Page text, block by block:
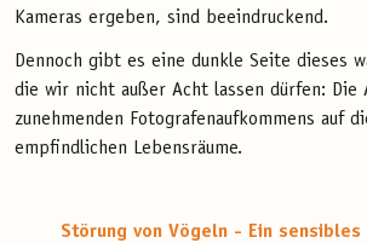
Kameras ergeben, sind beeindruckend.
Dennoch gibt es eine dunkle Seite dieses
die wir nicht außer Acht lassen dürfen: Die
zunehmenden Fotografenaufkommens auf
empfindlichen Lebensräume.
Störung von Vögeln - Ein sensibles